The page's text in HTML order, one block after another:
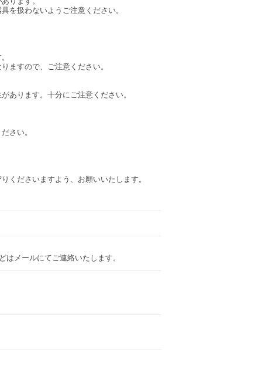
を扱わないようご注意ください。
ますので、ご注意ください。
あります。十分にご注意ください。
さい。
くださいますよう、お願いいたします。
はメールにてご連絡いたします。